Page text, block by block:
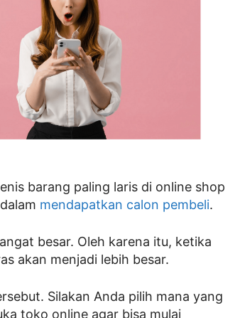
barang paling laris di online shop
mendapatkan calon pembeli.
besar. Oleh karena itu, ketika
akan menjadi lebih besar.
Silakan Anda pilih mana yang
toko online agar bisa mulai